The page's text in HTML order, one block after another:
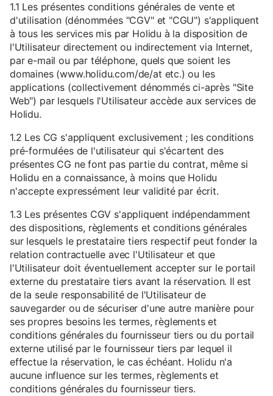
1.1 Les présentes conditions générales de vente et
d'utilisation (dénommées "CGV" et "CGU") s'appliquent
à tous les services mis par Holidu à la disposition de
l'Utilisateur directement ou indirectement via Internet,
par e-mail ou par téléphone, quels que soient les
domaines (www.holidu.com/de/at etc.) ou les
applications (collectivement dénommés ci-après "Site
Web") par lesquels l'Utilisateur accède aux services de
Holidu.
1.2 Les CG s'appliquent exclusivement ; les conditions
pré-formulées de l'utilisateur qui s'écartent des
présentes CG ne font pas partie du contrat, même si
Holidu en a connaissance, à moins que Holidu
n'accepte expressément leur validité par écrit.
1.3 Les présentes CGV s'appliquent indépendamment
des dispositions, règlements et conditions générales
sur lesquels le prestataire tiers respectif peut fonder la
relation contractuelle avec l'Utilisateur et que
l'Utilisateur doit éventuellement accepter sur le portail
externe du prestataire tiers avant la réservation. Il est
de la seule responsabilité de l'Utilisateur de
sauvegarder ou de sécuriser d'une autre manière pour
ses propres besoins les termes, règlements et
conditions générales du fournisseur tiers ou du portail
externe utilisé par le fournisseur tiers par lequel il
effectue la réservation, le cas échéant. Holidu n'a
aucune influence sur les termes, règlements et
conditions générales du fournisseur tiers.